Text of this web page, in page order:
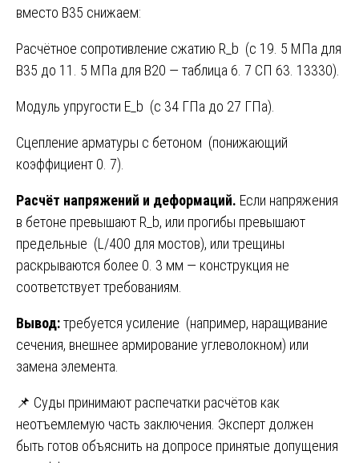
вместо В35 снижаем:
Расчётное сопротивление сжатию R_b (с 19. 5 МПа для
В35 до 11. 5 МПа для В20 — таблица 6. 7 СП 63. 13330).
Модуль упругости E_b (с 34 ГПа до 27 ГПа).
Сцепление арматуры с бетоном (понижающий
коэффициент 0. 7).
Расчёт напряжений и деформаций. Если напряжения
в бетоне превышают R_b, или прогибы превышают
предельные (L/400 для мостов), или трещины
раскрываются более 0. 3 мм — конструкция не
соответствует требованиям.
Вывод:требуется усиление (например, наращивание
сечения, внешнее армирование углеволокном) или
замена элемента.
📌 Суды принимают распечатки расчётов как
неотъемлемую часть заключения. Эксперт должен
быть готов объяснить на допросе принятые допущения